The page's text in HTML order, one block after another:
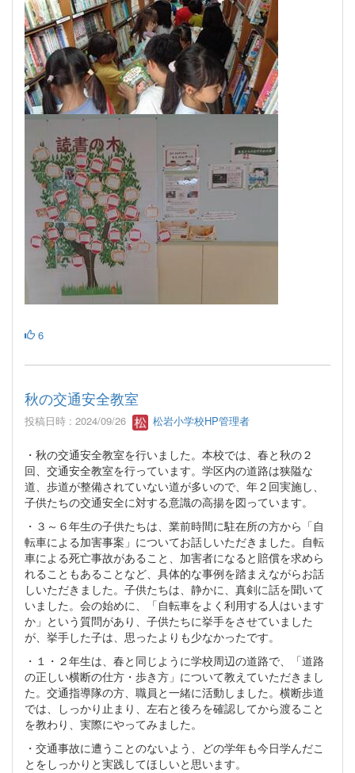
6
秋の交通安全教室
投稿日時 : 2024/09/26 松岩小学校HP管理者
・秋の交通安全教室を行いました。本校では、春と秋の２
回、交通安全教室を行っています。学区内の道路は狭隘な
道、歩道が整備されていない道が多いので、年２回実施し、
子供たちの交通安全に対する意識の高揚を図っています。
・３～６年生の子供たちは、業前時間に駐在所の方から「自
転車による加害事案」についてお話しいただきました。自転
車による死亡事故があること、加害者になると賠償を求めら
れることもあることなど、具体的な事例を踏まえながらお話
しいただきました。子供たちは、静かに、真剣に話を聞いて
いました。会の始めに、「自転車をよく利用する人はいます
か」という質問があり、子供たちに挙手をさせていました
が、挙手した子は、思ったよりも少なかったです。
・１・２年生は、春と同じように学校周辺の道路で、「道路
の正しい横断の仕方・歩き方」について教えていただきまし
た。交通指導隊の方、職員と一緒に活動しました。横断歩道
では、しっかり止まり、左右と後ろを確認してから渡ること
を教わり、実際にやってみました。
・交通事故に遭うことのないよう、どの学年も今日学んだこ
とをしっかりと実践してほしいと思います。